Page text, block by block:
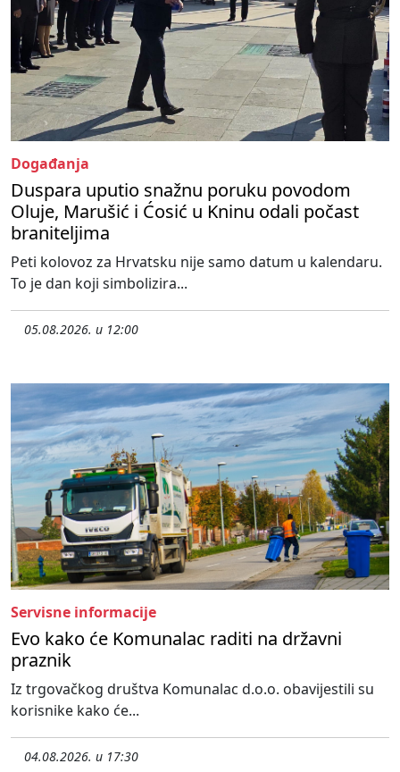
Događanja
Duspara uputio snažnu poruku povodom
Oluje, Marušić i Ćosić u Kninu odali počast
braniteljima
Peti kolovoz za Hrvatsku nije samo datum u kalendaru.
To je dan koji simbolizira...
05.08.2026. u 12:00
Servisne informacije
Evo kako će Komunalac raditi na državni
praznik
Iz trgovačkog društva Komunalac d.o.o. obavijestili su
korisnike kako će...
04.08.2026. u 17:30